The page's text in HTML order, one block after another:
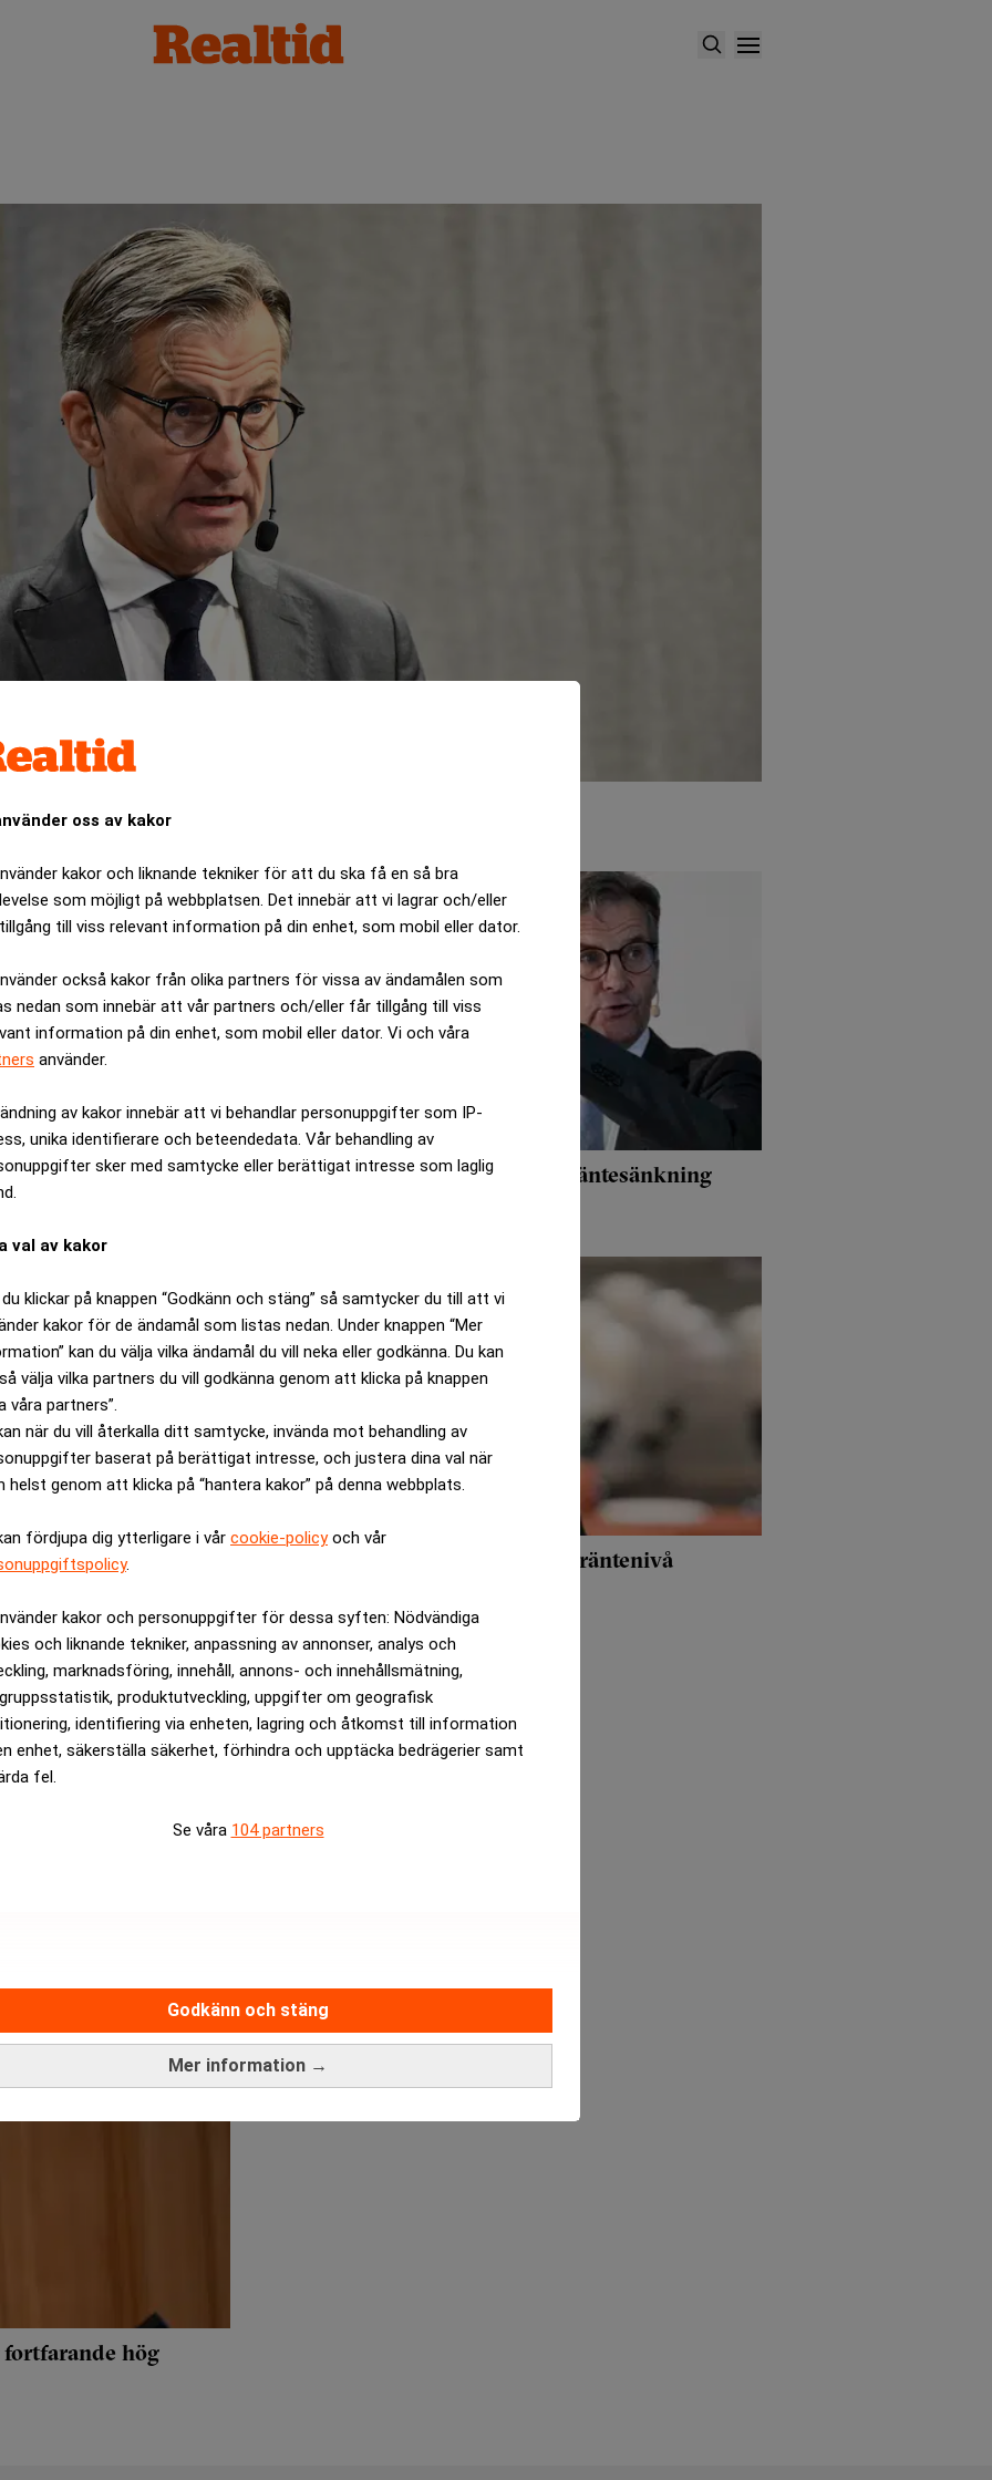
oss av kakor
kakor och liknande tekniker för att du ska få en så bra
som möjligt på webbplatsen. Det innebär att vi lagrar och/eller
till viss relevant information på din enhet, som mobil eller dator.
också kakor från olika partners för vissa av ändamålen som
nedan som innebär att vår partners och/eller får tillgång till viss
information på din enhet, som mobil eller dator. Vi och våra
använder.
av kakor innebär att vi behandlar personuppgifter som IP-
unika identifierare och beteendedata. Vår behandling av
sker med samtycke eller berättigat intresse som laglig
val av kakor
klickar på knappen “Godkänn och stäng” så samtycker du till att vi
kakor för de ändamål som listas nedan. Under knappen “Mer
kan du välja vilka ändamål du vill neka eller godkänna. Du kan
välja vilka partners du vill godkänna genom att klicka på knappen
våra partners”.
när du vill återkalla ditt samtycke, invända mot behandling av
baserat på berättigat intresse, och justera dina val när
helst genom att klicka på “hantera kakor” på denna webbplats.
fördjupa dig ytterligare i vår cookie-policyoch vår
.
kakor och personuppgifter för dessa syften: Nödvändiga
och liknande tekniker, anpassning av annonser, analys och
marknadsföring, innehåll, annons- och innehållsmätning,
produktutveckling, uppgifter om geografisk
identifiering via enheten, lagring och åtkomst till information
enhet, säkerställa säkerhet, förhindra och upptäcka bedrägerier samt
fel.
Se våra 104 partners
Mer information →
Godkänn och stäng
– med räntor lägre än snittet
under
Thedéen: Troligt med ännu en räntesänkning
varnar för lättare
Bunge: Krokig väg mot neutral räntenivå
ANNONS
hög